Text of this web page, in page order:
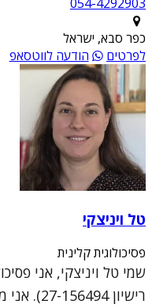
כפר סבא, ישראל
לפרטים
הודעה לווטסאפ
טל ויניצקי
פסיכולוגית קלינית
שמי טל ויניצקי, אני
רישיון